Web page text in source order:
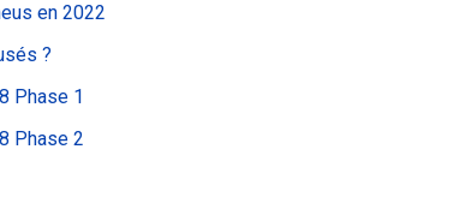
en 2022
?
Phase 1
Phase 2